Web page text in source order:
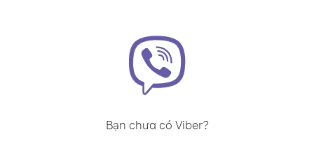
Bạn chưa có Viber?